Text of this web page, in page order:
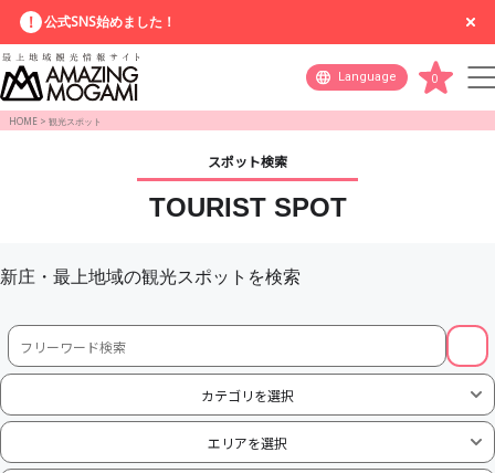
公式SNS始めました！
Language 0
HOME > 観光スポット
スポット検索
TOURIST SPOT
新庄・最上地域の観光スポットを検索
カテゴリを選択
エリアを選択